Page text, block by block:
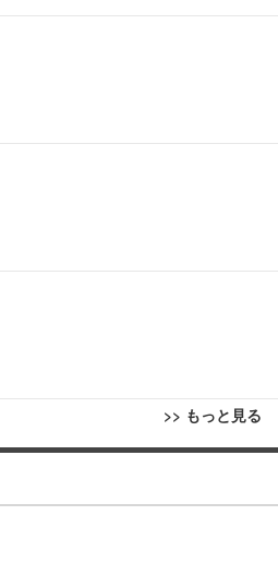
>> もっと見る
通気性メッシュ 在宅ワーク H-WY01